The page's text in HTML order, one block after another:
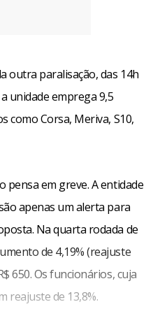
outra paralisação, das 14h
unidade emprega 9,5
como Corsa, Meriva, S10,
pensa em greve. A entidade
apenas um alerta para
Na quarta rodada de
de 4,19% (reajuste
650. Os funcionários, cuja
reajuste de 13,8%.